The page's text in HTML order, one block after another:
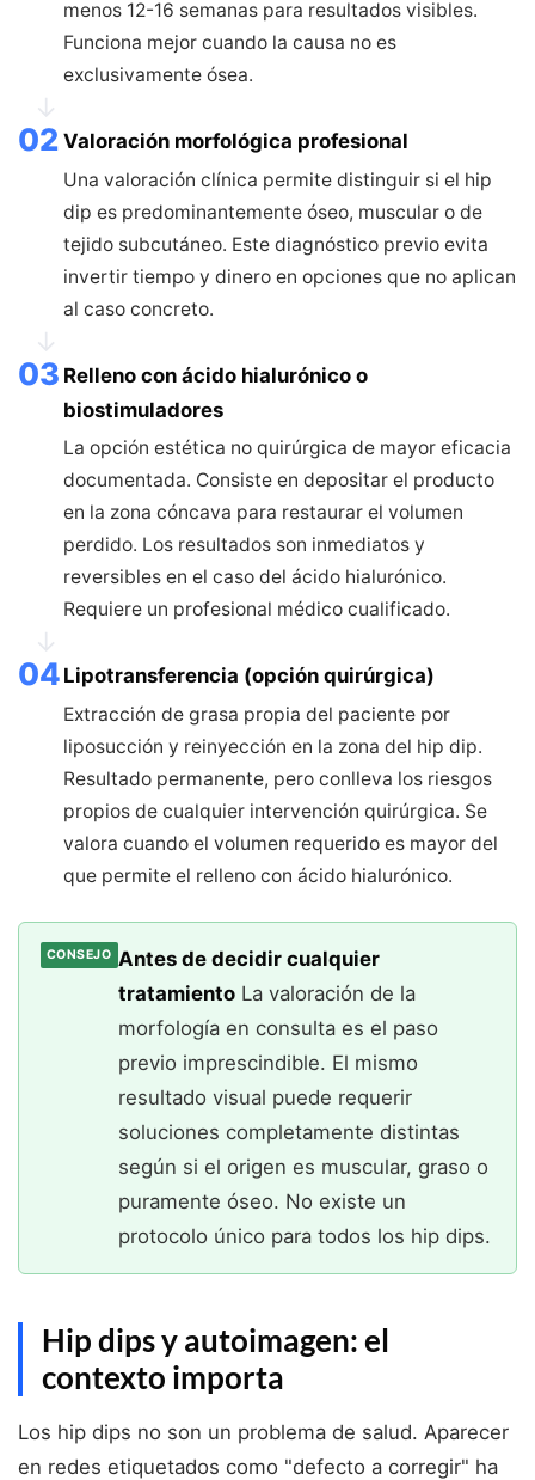
menos 12-16 semanas para resultados visibles.
Funciona mejor cuando la causa no es
exclusivamente ósea.
↓
02 Valoración morfológica profesional
Una valoración clínica permite distinguir si el hip
dip es predominantemente óseo, muscular o de
tejido subcutáneo. Este diagnóstico previo evita
invertir tiempo y dinero en opciones que no aplican
al caso concreto.
↓
03 Relleno con ácido hialurónico o
biostimuladores
La opción estética no quirúrgica de mayor eficacia
documentada. Consiste en depositar el producto
en la zona cóncava para restaurar el volumen
perdido. Los resultados son inmediatos y
reversibles en el caso del ácido hialurónico.
Requiere un profesional médico cualificado.
↓
04 Lipotransferencia (opción quirúrgica)
Extracción de grasa propia del paciente por
liposucción y reinyección en la zona del hip dip.
Resultado permanente, pero conlleva los riesgos
propios de cualquier intervención quirúrgica. Se
valora cuando el volumen requerido es mayor del
que permite el relleno con ácido hialurónico.
CONSEJO Antes de decidir cualquier
tratamientoLa valoración de la
morfología en consulta es el paso
previo imprescindible. El mismo
resultado visual puede requerir
soluciones completamente distintas
según si el origen es muscular, graso o
puramente óseo. No existe un
protocolo único para todos los hip dips.
Hip dips y autoimagen: el
contexto importa
Los hip dips no son un problema de salud. Aparecer
en redes etiquetados como "defecto a corregir" ha